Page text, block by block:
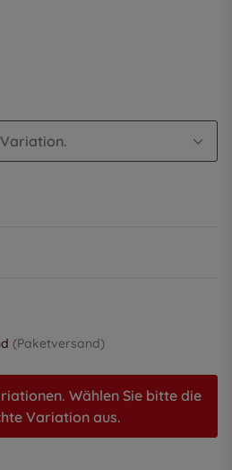
(Paketversand)
Wählen Sie bitte die
Variation aus.